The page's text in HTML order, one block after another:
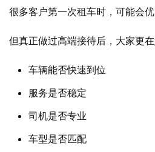
很多客户第一次租车时，可能会优
但真正做过高端接待后，大家更在
车辆能否快速到位
服务是否稳定
司机是否专业
车型是否匹配